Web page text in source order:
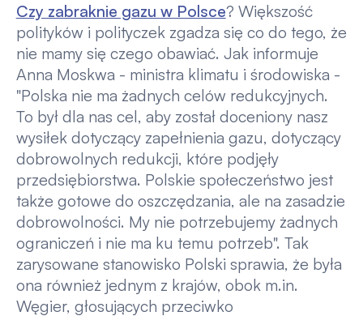
Czy zabraknie gazu w Polsce? Większość
polityków i polityczek zgadza się co do tego, że
nie mamy się czego obawiać. Jak informuje
Anna Moskwa - ministra klimatu i środowiska -
"Polska nie ma żadnych celów redukcyjnych.
To był dla nas cel, aby został doceniony nasz
wysiłek dotyczący zapełnienia gazu, dotyczący
dobrowolnych redukcji, które podjęły
przedsiębiorstwa. Polskie społeczeństwo jest
także gotowe do oszczędzania, ale na zasadzie
dobrowolności. My nie potrzebujemy żadnych
ograniczeń i nie ma ku temu potrzeb". Tak
zarysowane stanowisko Polski sprawia, że była
ona również jednym z krajów, obok m.in.
Węgier, głosujących przeciwko